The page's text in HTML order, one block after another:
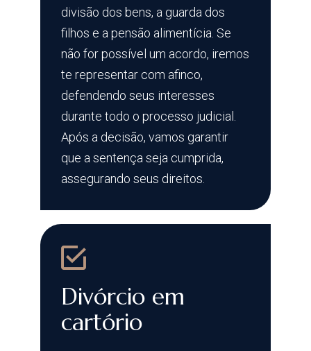
divisão dos bens, a guarda dos
filhos e a pensão alimentícia. Se
não for possível um acordo, iremos
te representar com afinco,
defendendo seus interesses
durante todo o processo judicial.
Após a decisão, vamos garantir
que a sentença seja cumprida,
assegurando seus direitos.
Divórcio em
cartório